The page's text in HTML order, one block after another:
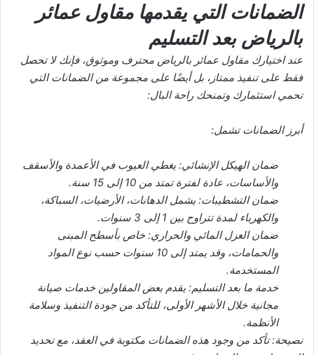
الضمانات التي يقدمها مقاول عمائر
بالرياض بعد التسليم
عند اختيارك مقاول عمائر بالرياض محترف وموثوق، فإنك لا تحصل
فقط على تنفيذ ممتاز، بل أيضًا على مجموعة من الضمانات التي
تحمي استثمارك وتمنحك راحة البال:
أبرز الضمانات تشمل:
ضمان الهيكل الإنشائي: يغطي العيوب في الأعمدة والأسقف
والأساسات، عادة لفترة تمتد من 10 إلى 15 سنة.
ضمان التشطيبات: يشمل الدهانات، الأرضيات، السباكة،
والكهرباء لمدة تتراوح بين 1 إلى 3 سنوات.
ضمان العزل المائي والحراري: خاص بأسطح المبنى
والحمامات، وقد يمتد إلى 10 سنوات حسب نوع المواد
المستخدمة.
خدمة ما بعد التسليم: يقدم بعض المقاولين خدمات صيانة
مجانية خلال الأشهر الأولى، للتأكد من جودة التنفيذ وسلامة
الأنظمة.
نصيحة: تأكد من وجود هذه الضمانات مكتوبة في العقد، مع تحديد